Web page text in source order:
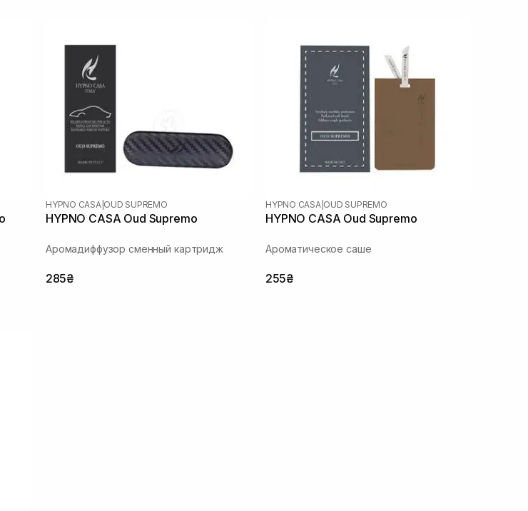
HYPNO CASA OUD SUPREMO
HYPNO CASA Oud Supremo
Аромадиффузор сменный картридж
285₴
HYPNO CASA OUD SUPREMO
HYPNO CASA Oud Supremo
Ароматическое саше
255₴